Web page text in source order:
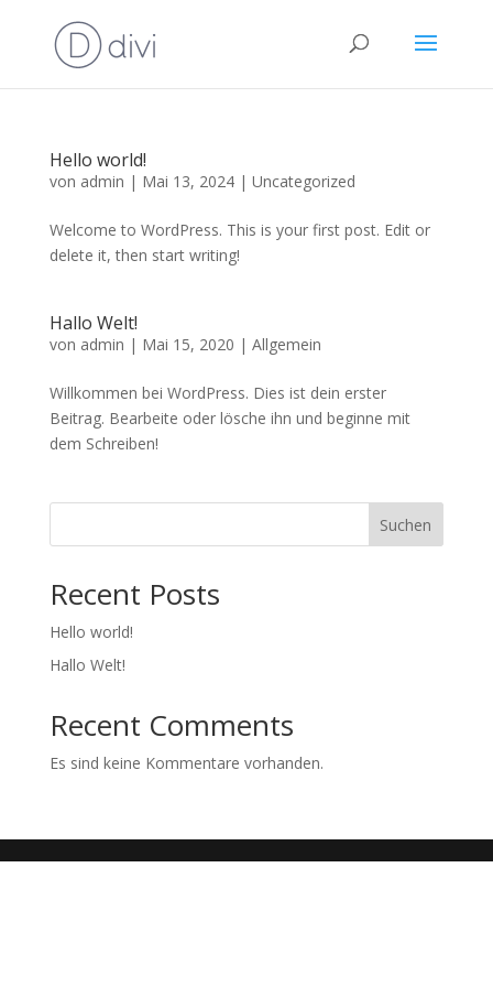
Hello world!
von admin | Mai 13, 2024| Uncategorized
Welcome to WordPress. This is your first post. Edit or
delete it, then start writing!
Hallo Welt!
von admin | Mai 15, 2020 | Allgemein
Willkommen bei WordPress. Dies ist dein erster
Beitrag. Bearbeite oder lösche ihn und beginne mit
dem Schreiben!
Suchen
Recent Posts
Hello world!
Hallo Welt!
Recent Comments
Es sind keine Kommentare vorhanden.